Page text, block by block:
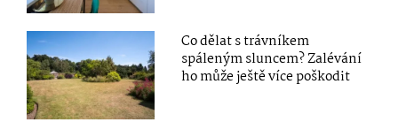
Co dělat s trávníkem
spáleným sluncem? Zalévání
ho může ještě více poškodit